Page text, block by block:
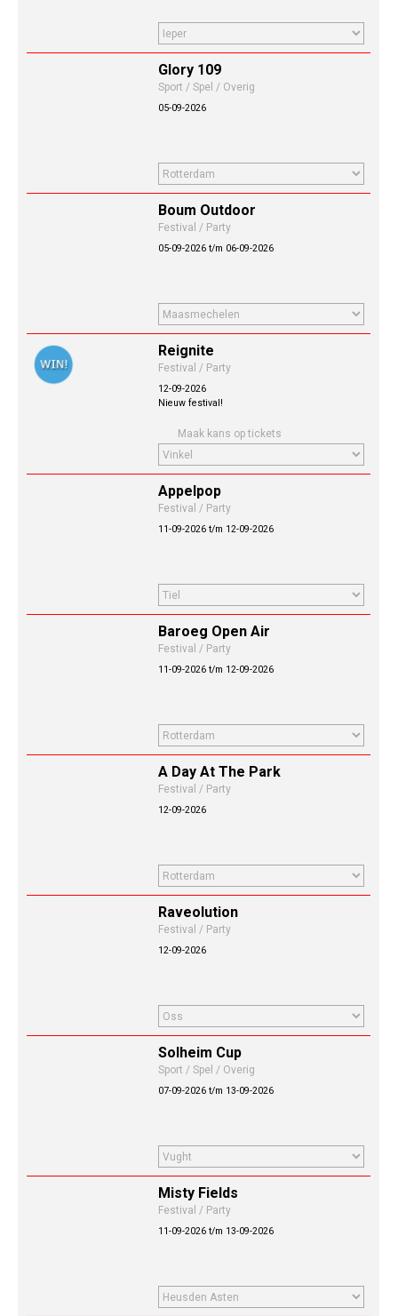
Glory 109
Sport / Spel / Overig
05-09-2026
Boum Outdoor
Festival / Party
05-09-2026 t/m 06-09-2026
Reignite
Festival / Party
12-09-2026
Nieuw festival!
Maak kans op tickets
Appelpop
Festival / Party
11-09-2026 t/m 12-09-2026
Baroeg Open Air
Festival / Party
11-09-2026 t/m 12-09-2026
A Day At The Park
Festival / Party
12-09-2026
Raveolution
Festival / Party
12-09-2026
Solheim Cup
Sport / Spel / Overig
07-09-2026 t/m 13-09-2026
Misty Fields
Festival / Party
11-09-2026 t/m 13-09-2026